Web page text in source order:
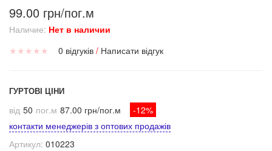
99.00 грн/пог.м
Наличие: Нет в наличии
★ ★ ★ ★ ★ 0 відгуків / Написати відгук
ГУРТОВІ ЦІНИ
від 50 пог.м 87.00 грн/пог.м
-12%
контакти менеджерів з оптових продажів
Артикул: 010223